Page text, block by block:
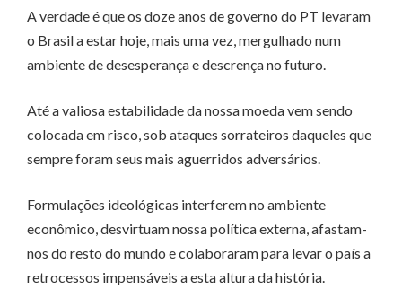
A verdade é que os doze anos de governo do PT levaram
o Brasil a estar hoje, mais uma vez, mergulhado num
ambiente de desesperança e descrença no futuro.
Até a valiosa estabilidade da nossa moeda vem sendo
colocada em risco, sob ataques sorrateiros daqueles que
sempre foram seus mais aguerridos adversários.
Formulações ideológicas interferem no ambiente
econômico, desvirtuam nossa política externa, afastam-
nos do resto do mundo e colaboraram para levar o país a
retrocessos impensáveis a esta altura da história.